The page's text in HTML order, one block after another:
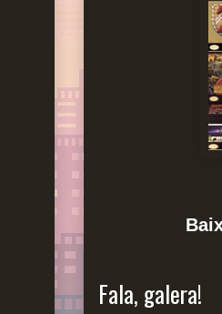
Fala, galera!